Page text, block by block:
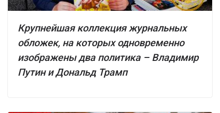
Крупнейшая коллекция журнальных
обложек, на которых одновременно
изображены два политика – Владимир
Путин и Дональд Трамп